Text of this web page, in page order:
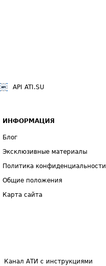
API ATI.SU
ИНФОРМАЦИЯ
Блог
Эксклюзивные материалы
Политика конфиденциальности
Общие положения
Карта сайта
Канал АТИ с инструкциями